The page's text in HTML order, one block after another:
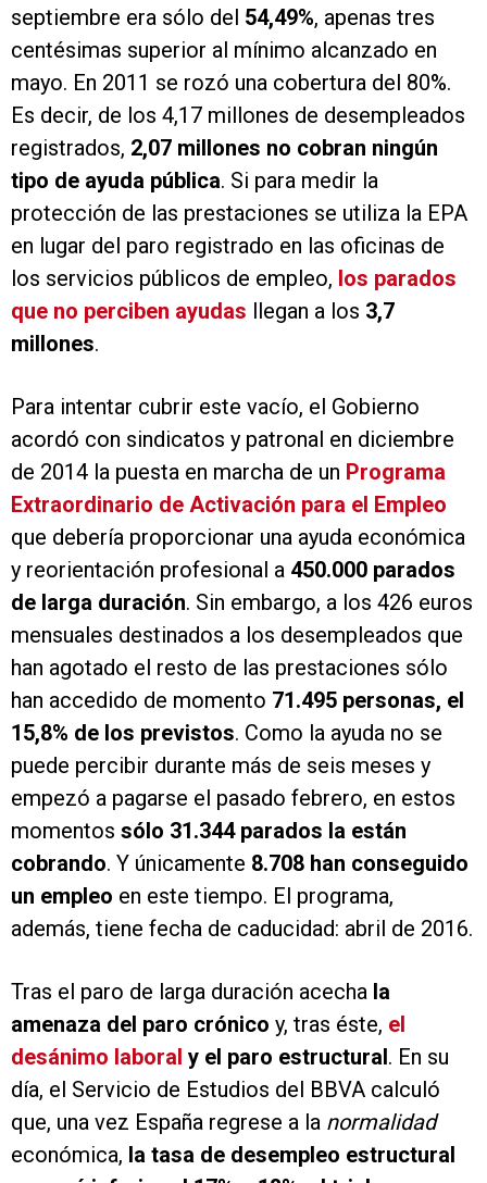
septiembre era sólo del 54,49%, apenas tres
centésimas superior al mínimo alcanzado en
mayo. En 2011 se rozó una cobertura del 80%.
Es decir, de los 4,17 millones de desempleados
registrados, 2,07 millones no cobran ningún
tipo de ayuda pública. Si para medir la
protección de las prestaciones se utiliza la EPA
en lugar del paro registrado en las oficinas de
los servicios públicos de empleo, los parados
que no perciben ayudas llegan a los 3,7
millones.
Para intentar cubrir este vacío, el Gobierno
acordó con sindicatos y patronal en diciembre
de 2014 la puesta en marcha de un Programa
Extraordinario de Activación para el Empleo
que debería proporcionar una ayuda económica
y reorientación profesional a 450.000 parados
de larga duración. Sin embargo, a los 426 euros
mensuales destinados a los desempleados que
han agotado el resto de las prestaciones sólo
han accedido de momento 71.495 personas, el
15,8% de los previstos. Como la ayuda no se
puede percibir durante más de seis meses y
empezó a pagarse el pasado febrero, en estos
momentos sólo 31.344 parados la están
cobrando. Y únicamente 8.708 han conseguido
un empleo en este tiempo. El programa,
además, tiene fecha de caducidad: abril de 2016.
Tras el paro de larga duración acecha la
amenaza del paro crónico y, tras éste, el
desánimo laboral y el paro estructural. En su
día, el Servicio de Estudios del BBVA calculó
que, una vez España regrese a la normalidad
económica, la tasa de desempleo estructural